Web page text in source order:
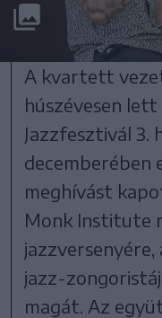
A kvartett
húszévesen
Jazzfesztivál 3.
decemberében
meghívást
Monk Institute
jazzversenyére,
jazz-
magát. Az